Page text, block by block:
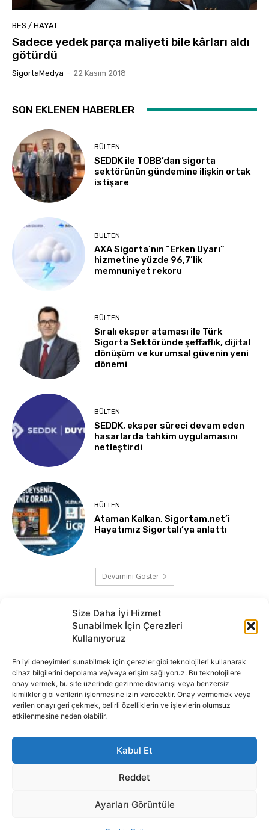
Size Daha İyi Hizmet
Sunabilmek İçin Çerezleri
Kullanıyoruz
En iyi deneyimleri sunabilmek için çerezler gibi teknolojileri kullanarak
cihaz bilgilerini depolama ve/veya erişim sağlıyoruz. Bu teknolojilere
onay vermek, bu site üzerinde gezinme davranışı veya benzersiz
kimlikler gibi verilerin işlenmesine izin verecektir. Onay vermemek veya
verilen onayı geri çekmek, belirli özelliklerin ve işlevlerin olumsuz
etkilenmesine neden olabilir.
Kabul Et
Reddet
Ayarları Görüntüle
BES / HAYAT
Sadece yedek parça maliyeti bile kârları aldı
götürdü
SigortaMedya - 22 Kasım 2018
SON EKLENEN HABERLER
BÜLTEN
SEDDK ile TOBB’dan sigorta
sektörünün gündemine ilişkin ortak
istişare
BÜLTEN
AXA Sigorta’nın “Erken Uyarı”
hizmetine yüzde 96,7’lik
memnuniyet rekoru
BÜLTEN
Sıralı eksper ataması ile Türk
Sigorta Sektöründe şeffaflık, dijital
dönüşüm ve kurumsal güvenin yeni
dönemi
BÜLTEN
SEDDK, eksper süreci devam eden
hasarlarda tahkim uygulamasını
netleştirdi
BÜLTEN
Ataman Kalkan, Sigortam.net’i
Hayatımız Sigortalı’ya anlattı
Devamını Göster
İnternet portalımızda yer alan tüm haber metini, resim ve benzeri
içeriğin hakları Sigortamedya Yayıncılık A.Ş.'ye aittir. Hiçbir şekilde
basılı ya da elektronik bir ortamda, kaynak gösterilse bile izin
e-Mail Adresimiz: info@sigortamedia.com